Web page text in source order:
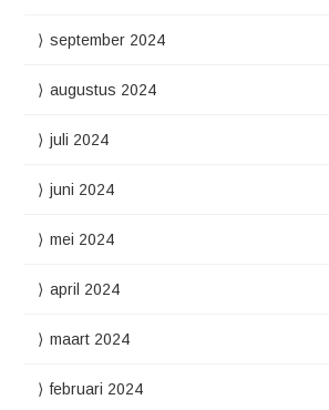
september 2024
augustus 2024
juli 2024
juni 2024
mei 2024
april 2024
maart 2024
februari 2024